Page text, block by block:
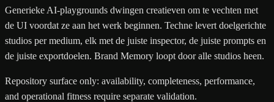
Generieke AI-playgrounds dwingen creatieven om te vechten met
de UI voordat ze aan het werk beginnen. Techne levert doelgerichte
studios per medium, elk met de juiste inspector, de juiste prompts en
de juiste exportdoelen. Brand Memory loopt door alle studios heen.
Repository surface only: availability, completeness, performance,
and operational fitness require separate validation.